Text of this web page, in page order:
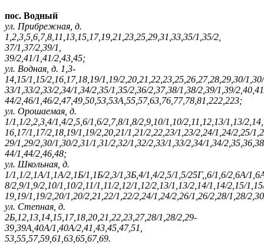
пос. Водный
ул. Прибрежная, д.
1,2,3,5,6,7,8,11,13,15,17,19,21,23,25,29,31,33,35/1,35/2,
37/1,37/2,39/1,
39/2,41/1,41/2,43,45;
ул. Водная, д. 1,3-
14,15/1,15/2,16,17,18,19/1,19/2,20,21,22,23,25,26,27,28,29,30/
33/1,33/2,33/2,34/1,34/2,35/1,35/2,36/2,37,38/1,38/2,39/1,39/
44/2,46/1,46/2,47,49,50,53,53А,55,57,63,76,77,78,81,222,223;
ул. Орошаемая, д.
1/1,1/2,2,3,4/1,4/2,5,6/1,6/2,7,8/1,8/2,9,10/1,10/2,11,12,13/1,13/
16,17/1,17/2,18,19/1,19/2,20,21/1,21/2,22,23/1,23/2,24/1,24/2,25/
29/1,29/2,30/1,30/2,31/1,31/2,32/1,32/2,33/1,33/2,34/1,34/
44/1,44/2,46,48;
ул. Школьная, д.
1/1,1/2,1А/1,1А/2,1Б/1,1Б/2,3/1,3Б,4/1,4/2,5/1,5/25Г,,6/1,6/2,6А/
8/2,9/1,9/2,10/1,10/2,11/1,11/2,12/1,12/2,13/1,13/2,14/1,14/2,15/
19,19/1,19/2,20/1,20/2,21,22/1,22/2,24/1,24/2,26/1,26/2,28/1,28/
ул. Степная, д.
2Б,12,13,14,15,17,18,20,21,22,23,27,28/1,28/2,29-
39,39А,40А/1,40А/2,41,43,45,47,51,
53,55,57,59,61,63,65,67,69.